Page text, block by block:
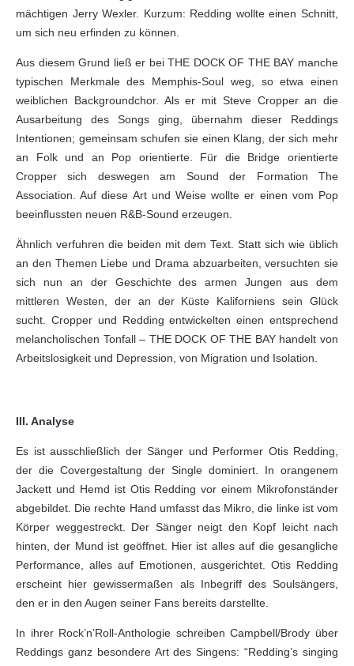
mächtigen Jerry Wexler. Kurzum: Redding wollte einen Schnitt,
um sich neu erfinden zu können.
Aus diesem Grund ließ er bei THE DOCK OF THE BAY manche
typischen Merkmale des Memphis-Soul weg, so etwa einen
weiblichen Backgroundchor. Als er mit Steve Cropper an die
Ausarbeitung des Songs ging, übernahm dieser Reddings
Intentionen; gemeinsam schufen sie einen Klang, der sich mehr
an Folk und an Pop orientierte. Für die Bridge orientierte
Cropper sich deswegen am Sound der Formation The
Association. Auf diese Art und Weise wollte er einen vom Pop
beeinflussten neuen R&B-Sound erzeugen.
Ähnlich verfuhren die beiden mit dem Text. Statt sich wie üblich
an den Themen Liebe und Drama abzuarbeiten, versuchten sie
sich nun an der Geschichte des armen Jungen aus dem
mittleren Westen, der an der Küste Kaliforniens sein Glück
sucht. Cropper und Redding entwickelten einen entsprechend
melancholischen Tonfall ‒ THE DOCK OF THE BAY handelt von
Arbeitslosigkeit und Depression, von Migration und Isolation.
III. Analyse
Es ist ausschließlich der Sänger und Performer Otis Redding,
der die Covergestaltung der Single dominiert. In orangenem
Jackett und Hemd ist Otis Redding vor einem Mikrofonständer
abgebildet. Die rechte Hand umfasst das Mikro, die linke ist vom
Körper weggestreckt. Der Sänger neigt den Kopf leicht nach
hinten, der Mund ist geöffnet. Hier ist alles auf die gesangliche
Performance, alles auf Emotionen, ausgerichtet. Otis Redding
erscheint hier gewissermaßen als Inbegriff des Soulsängers,
den er in den Augen seiner Fans bereits darstellte.
In ihrer Rock’n’Roll-Anthologie schreiben Campbell/Brody über
Reddings ganz besondere Art des Singens: “Redding’s singing